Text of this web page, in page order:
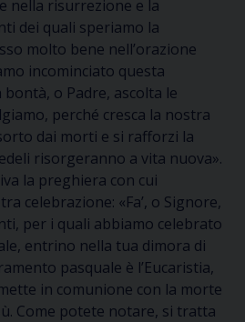
nella risurrezione e la
dei quali speriamo la
molto bene nell’orazione
incominciato questa
bontà, o Padre, ascolta le
perché cresca la nostra
dai morti e si rafforzi la
risorgeranno a vita nuova».
la preghiera con cui
celebrazione: «Fa’, o Signore,
per i quali abbiamo celebrato
entrino nella tua dimora di
pasquale è l’Eucaristia,
in comunione con la morte
Come potete notare, si tratta